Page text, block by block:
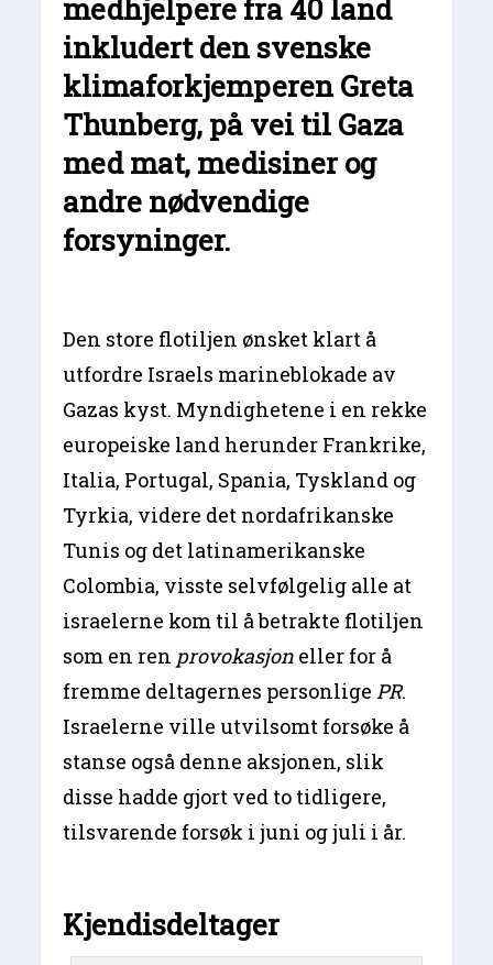
medhjelpere fra 40 land
inkludert den svenske
klimaforkjemperen Greta
Thunberg, på vei til Gaza
med mat, medisiner og
andre nødvendige
forsyninger.
Den store flotiljen ønsket klart å
utfordre Israels marineblokade av
Gazas kyst. Myndighetene i en rekke
europeiske land herunder Frankrike,
Italia, Portugal, Spania, Tyskland og
Tyrkia, videre det nordafrikanske
Tunis og det latinamerikanske
Colombia, visste selvfølgelig alle at
israelerne kom til å betrakte flotiljen
som en ren provokasjon eller for å
fremme deltagernes personlige PR.
Israelerne ville utvilsomt forsøke å
stanse også denne aksjonen, slik
disse hadde gjort ved to tidligere,
tilsvarende forsøk i juni og juli i år.
Kjendisdeltager